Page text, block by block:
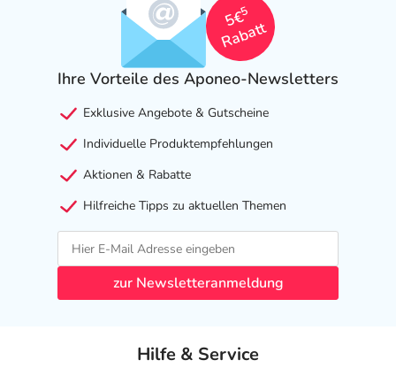
5€
5
Rabatt
Ihre Vorteile des Aponeo-Newsletters
Exklusive Angebote & Gutscheine
Individuelle Produktempfehlungen
Aktionen & Rabatte
Hilfreiche Tipps zu aktuellen Themen
zur Newsletteranmeldung
Hilfe & Service